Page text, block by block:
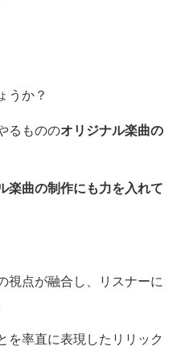
うか？
るもののオリジナル楽曲の
楽曲の制作にも力を入れて
視点が融合し、リスナーに
を率直に表現したリリック